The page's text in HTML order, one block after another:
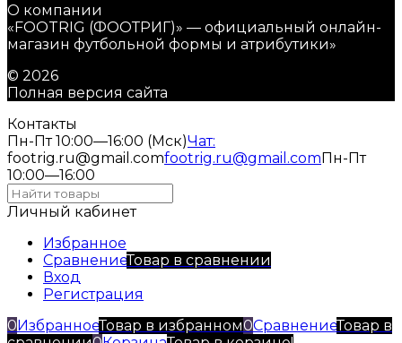
О компании
«FOOTRIG (ФООТРИГ)» — официальный онлайн-
магазин футбольной формы и атрибутики»
© 2026
Полная версия сайта
Контакты
Пн-Пт 10:00—16:00 (Мск)Чат:
footrig.ru@gmail.comfootrig.ru@gmail.comПн-Пт
10:00—16:00
Личный кабинет
Избранное
СравнениеТовар в сравнении
Вход
Регистрация
0ИзбранноеТовар в избранном0СравнениеТовар в